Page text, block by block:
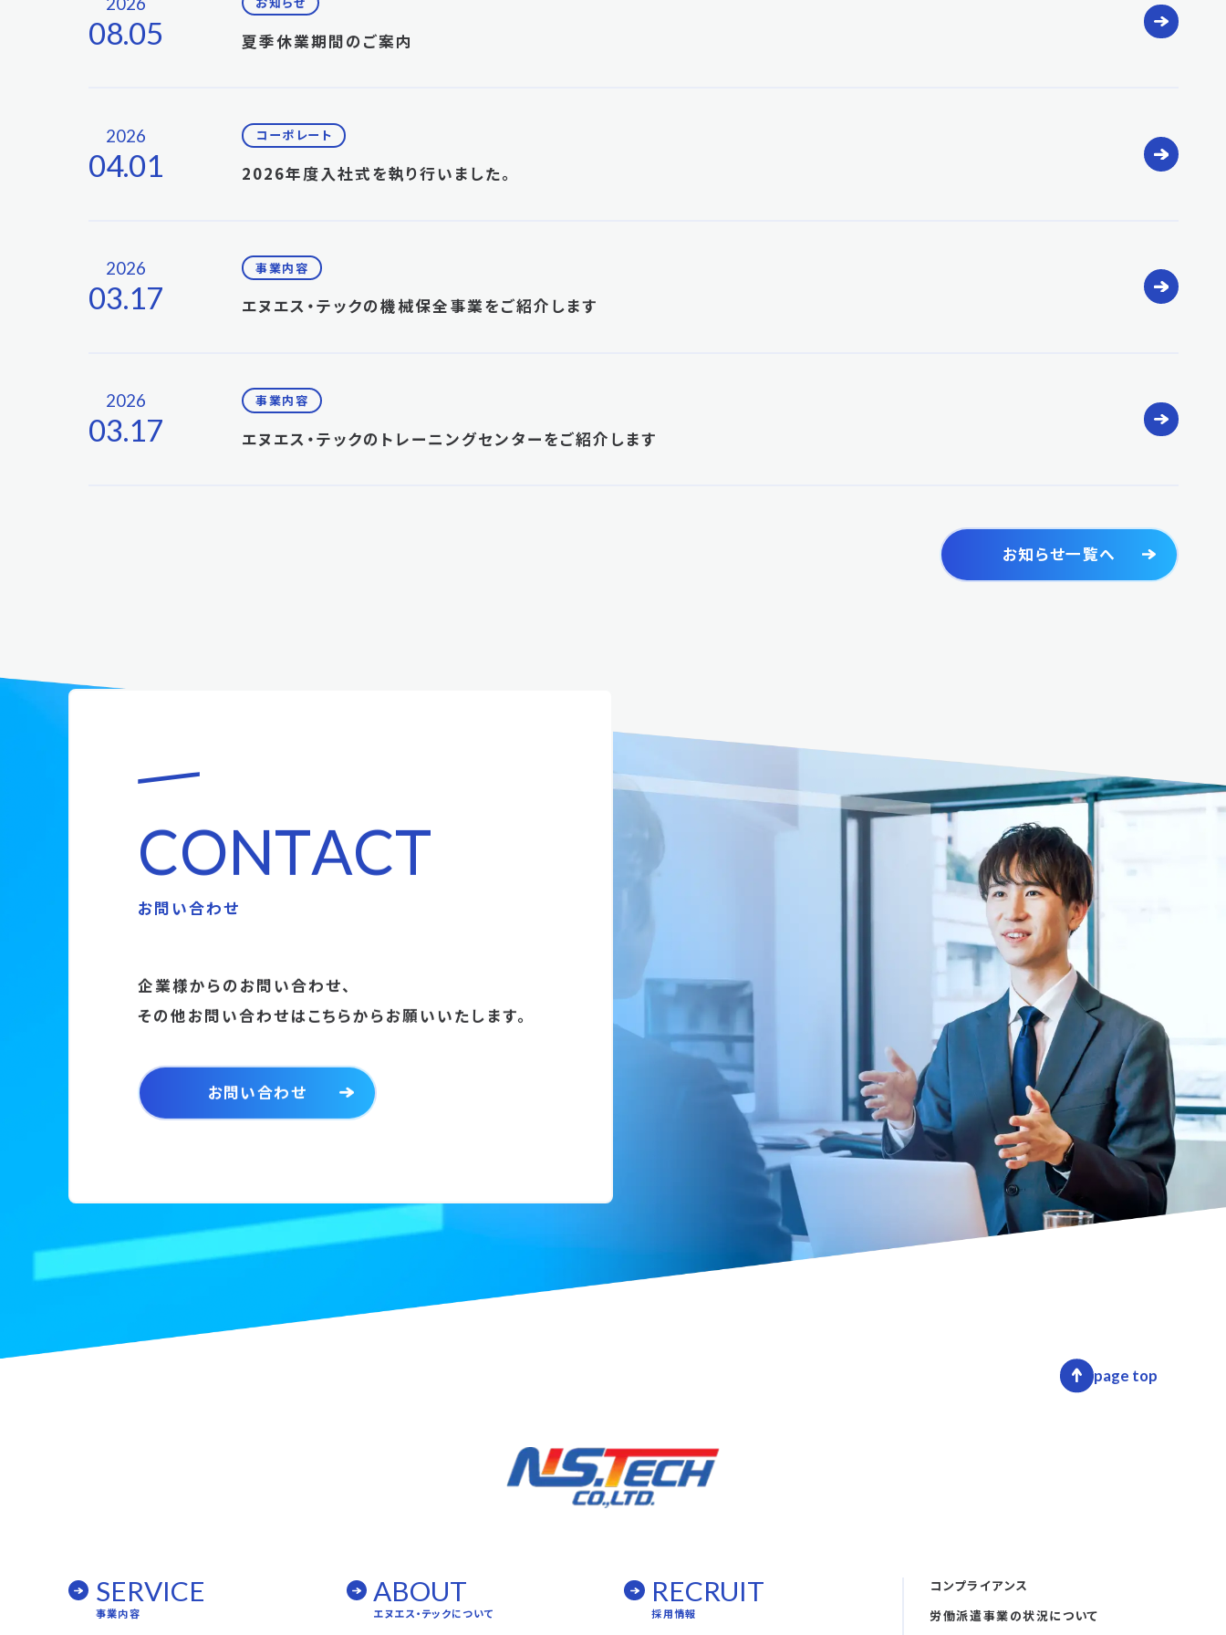
08.05 夏季休業期間のご案内
2026
04.01
コーポレート
2026年度入社式を執り行いました。
2026
03.17
事業内容
エヌエス・テックの機械保全事業をご紹介します
2026
03.17
事業内容
エヌエス・テックのトレーニングセンターをご紹介します
お知らせ一覧へ
CONTACT
お問い合わせ
企業様からのお問い合わせ、
その他お問い合わせはこちらからお願いいたします。
お問い合わせ
page top
SERVICE
事業内容
ABOUT
エヌエス・テックについて
RECRUIT
採用情報
コンプライアンス
労働派遣事業の状況について